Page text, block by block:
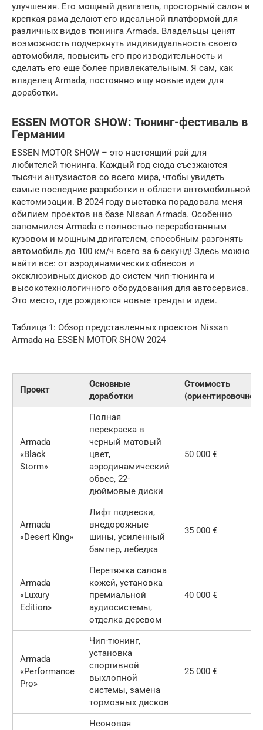
улучшения. Его мощный двигатель, просторный салон и
крепкая рама делают его идеальной платформой для
различных видов тюнинга Armada. Владельцы ценят
возможность подчеркнуть индивидуальность своего
автомобиля, повысить его производительность и
сделать его еще более привлекательным. Я сам, как
владелец Armada, постоянно ищу новые идеи для
доработки.
ESSEN MOTOR SHOW: Тюнинг-фестиваль в
Германии
ESSEN MOTOR SHOW – это настоящий рай для
любителей тюнинга. Каждый год сюда съезжаются
тысячи энтузиастов со всего мира, чтобы увидеть
самые последние разработки в области автомобильной
кастомизации. В 2024 году выставка порадовала меня
обилием проектов на базе Nissan Armada. Особенно
запомнился Armada с полностью переработанным
кузовом и мощным двигателем, способным разгонять
автомобиль до 100 км/ч всего за 6 секунд! Здесь можно
найти все: от аэродинамических обвесов и
эксклюзивных дисков до систем чип-тюнинга и
высокотехнологичного оборудования для автосервиса.
Это место, где рождаются новые тренды и идеи.
Таблица 1: Обзор представленных проектов Nissan
Armada на ESSEN MOTOR SHOW 2024
Проект
Основные
доработки
Стоимость
(ориентировочно)
Armada
«Black
Storm»
Полная
перекраска в
черный матовый
цвет,
аэродинамический
обвес, 22-
дюймовые диски
50 000 €
Armada
«Desert King»
Лифт подвески,
внедорожные
шины, усиленный
бампер, лебедка
35 000 €
Armada
«Luxury
Edition»
Перетяжка салона
кожей, установка
премиальной
аудиосистемы,
отделка деревом
40 000 €
Armada
«Performance
Pro»
Чип-тюнинг,
установка
спортивной
выхлопной
системы, замена
тормозных дисков
25 000 €
Неоновая